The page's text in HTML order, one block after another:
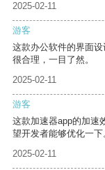
2025-02-11
游客
这款办公软件的界面
很合理，一目了然。
2025-02-11
游客
这款加速器app的加速
望开发者能够优化一下
2025-02-11